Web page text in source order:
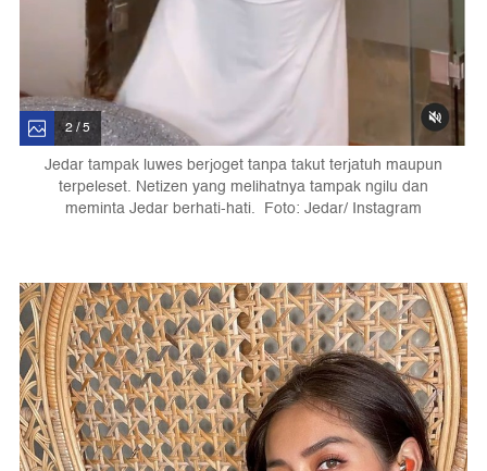
2 / 5
Jedar tampak luwes berjoget tanpa takut terjatuh maupun
terpeleset. Netizen yang melihatnya tampak ngilu dan
meminta Jedar berhati-hati. Foto: Jedar/ Instagram